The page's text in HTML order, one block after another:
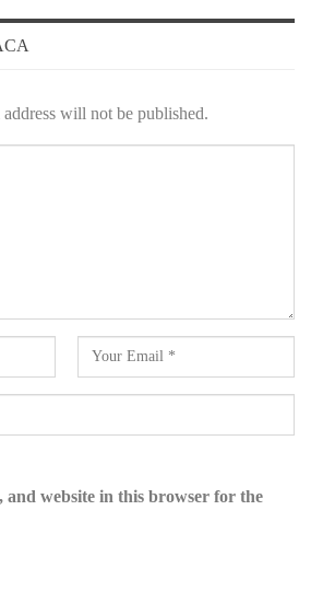
will not be published.
and website in this browser for the